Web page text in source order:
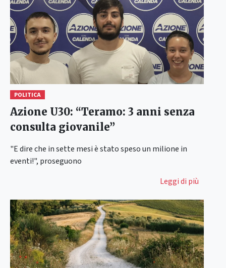
POLITICA
Azione U30: “Teramo: 3 anni senza
consulta giovanile”
"E dire che in sette mesi è stato speso un milione in
eventi!", proseguono
Leggi di più